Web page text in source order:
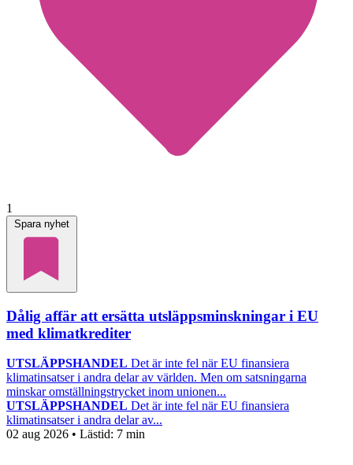
1
Spara nyhet
Dålig affär att ersätta utsläppsminskningar i EU
med klimatkrediter
UTSLÄPPSHANDEL Det är inte fel när EU finansiera
klimatinsatser i andra delar av världen. Men om satsningarna
minskar omställningstrycket inom unionen...
UTSLÄPPSHANDEL Det är inte fel när EU finansiera
klimatinsatser i andra delar av...
02 aug 2026 • Lästid: 7 min